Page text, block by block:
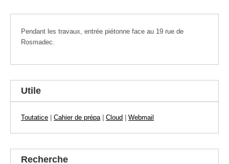
Pendant les travaux, entrée piétonne face au 19 rue de
Rosmadec.
Utile
Toutatice Cahier de prépa Cloud Webmail
Recherche